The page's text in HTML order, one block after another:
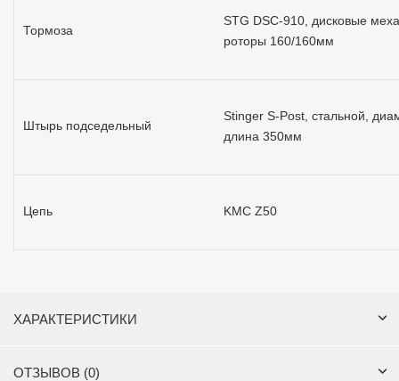
Тормоза
STG DSC-910, дисковые
роторы 160/160мм
Штырь подседельный
Stinger S-Post, стальной,
длина 350мм
Цепь KMC Z50
ХАРАКТЕРИСТИКИ
ОТЗЫВОВ (0)